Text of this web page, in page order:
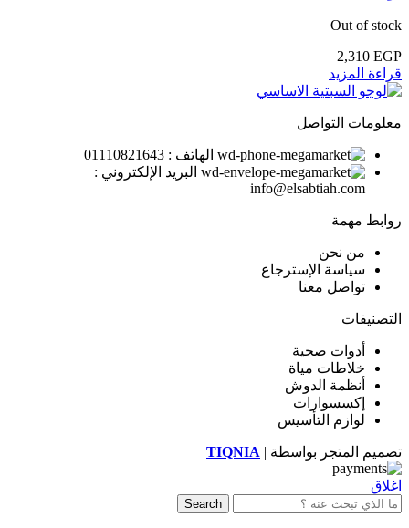
Out of stock
2,310 EGP
قراءة المزيد
معلومات التواصل
الهاتف : 01110821643
البريد الإلكتروني :
info@elsabtiah.com
روابط مهمة
من نحن
سياسة الإسترجاع
تواصل معنا
التصنيفات
أدوات صحية
خلاطات مياة
أنظمة الدوش
إكسسوارات
لوازم التأسيس
تصميم المتجر بواسطة | TIQNIA
اغلاق
Search